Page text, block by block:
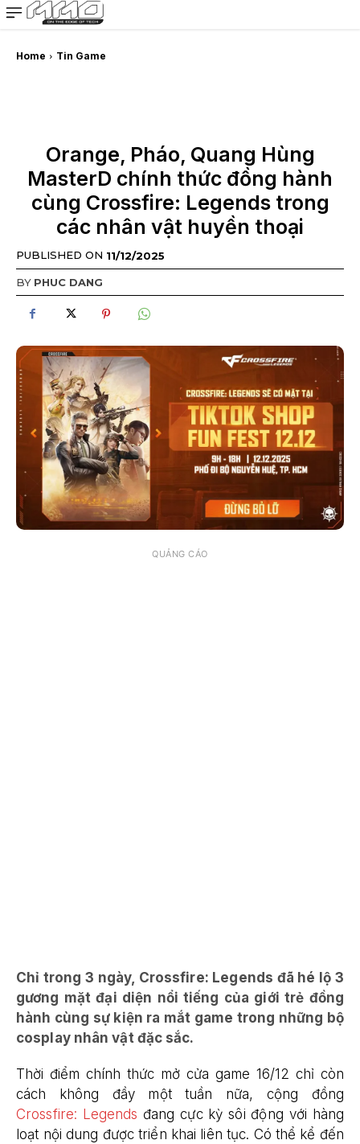
MMOSITE - Thông tin công nghệ
Bài viết nổi bật
Home Tin Game
Orange, Pháo, Quang Hùng
MasterD chính thức đồng hành
cùng Crossfire: Legends trong
các nhân vật huyền thoại
PUBLISHED ON 11/12/2025
BY PHUC DANG
QUẢNG CÁO
Chỉ trong 3 ngày, Crossfire: Legends đã hé lộ 3
gương mặt đại diện nổi tiếng của giới trẻ đồng
hành cùng sự kiện ra mắt game trong những bộ
cosplay nhân vật đặc sắc.
Thời điểm chính thức mở cửa game 16/12 chỉ còn
cách không đầy một tuần nữa, cộng đồng
Crossfire: Legends đang cực kỳ sôi động với hàng
loạt nội dung được triển khai liên tục. Có thể kể đến